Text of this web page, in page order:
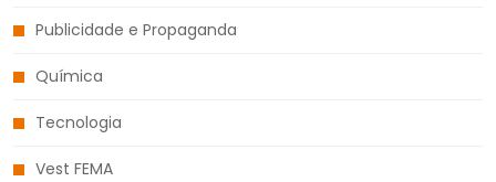
Publicidade e Propaganda
Química
Tecnologia
Vest FEMA